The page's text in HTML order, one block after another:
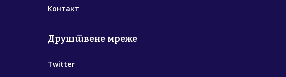
Контакт
Друштвене мреже
Twitter